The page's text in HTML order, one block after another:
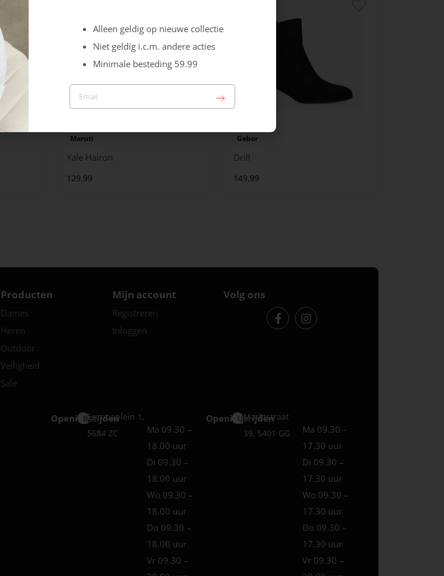
Maruti
Yale Hairon
129.99
Gabor
Drill
149.99
Producten
Dames
Heren
Outdoor
Veiligheid
Sale
Mijn account
Registreren
Inloggen
Volg ons
Openingstijden
Best
Europaplein 1,
5684 ZC
Ma 09.30 –
18.00 uur
Di 09.30 –
18.00 uur
Wo 09.30 –
18.00 uur
Do 09.30 –
18.00 uur
Vr 09.30 –
Openingstijden
Uden
Marktstraat
39, 5401 GG
Ma 09.30 –
17.30 uur
Di 09.30 –
17.30 uur
Wo 09.30 –
17.30 uur
Do 09.30 –
17.30 uur
Vr 09.30 –
Alleen geldig op nieuwe collectie
Niet geldig i.c.m. andere acties
Minimale besteding 59.99